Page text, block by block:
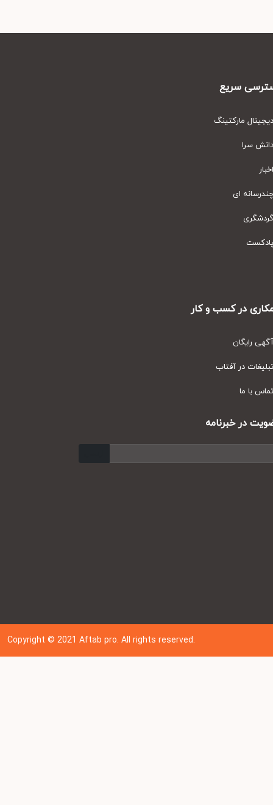
سریع
مارکتینگ
سرا
ای
در کسب و کار
رایگان
در آفتاب
با ما
در خبرنامه
Copyright © 202 1Aftab pro. All rights reserved.